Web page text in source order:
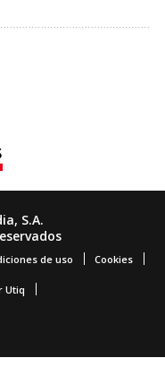
S.A.
de uso Cookies
Utiq